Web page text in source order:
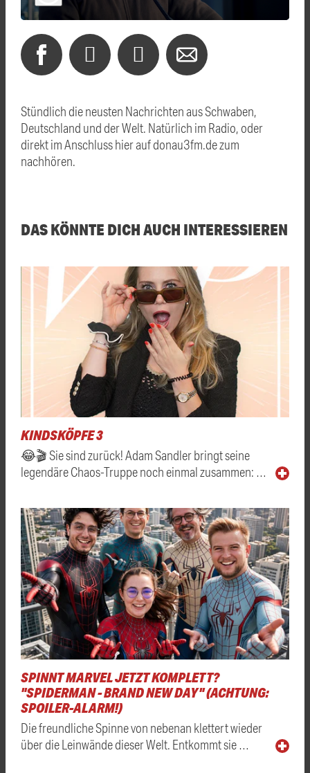
Stündlich die neusten Nachrichten aus Schwaben,
Deutschland und der Welt. Natürlich im Radio, oder
direkt im Anschluss hier auf donau3fm.de zum
nachhören.
DAS KÖNNTE DICH AUCH INTERESSIEREN
KINDSKÖPFE 3
😂🎬 Sie sind zurück! Adam Sandler bringt seine
legendäre Chaos-Truppe noch einmal zusammen: …
SPINNT MARVEL JETZT KOMPLETT?
"SPIDERMAN - BRAND NEW DAY" (ACHTUNG:
SPOILER-ALARM!)
Die freundliche Spinne von nebenan klettert wieder
über die Leinwände dieser Welt. Entkommt sie …